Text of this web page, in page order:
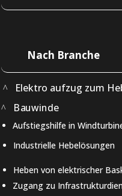
Nach Branche
Elektro aufzug zum
Bauwinde
Aufstiegshilfe in
Industrielle Hebelösungen
Heben von elektrischer
Zugang zu